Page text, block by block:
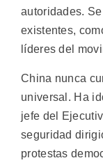
autoridades.
existentes,
líderes del
China nunca
universal. Ha
jefe del
seguridad
protestas